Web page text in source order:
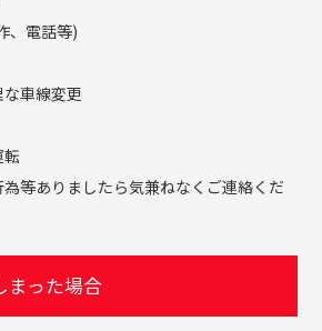
、電話等)
な車線変更
転
等ありましたら気兼ねなくご連絡くだ
まった場合